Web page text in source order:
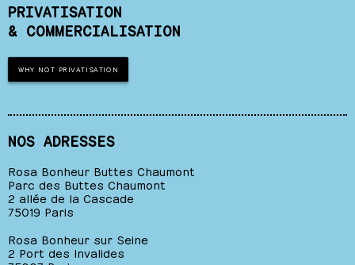
PRIVATISATION
& COMMERCIALISATION
WHY NOT PRIVATISATION
NOS ADRESSES
Rosa Bonheur Buttes Chaumont
Parc des Buttes Chaumont
2 allée de la Cascade
75019 Paris
Rosa Bonheur sur Seine
2 Port des Invalides